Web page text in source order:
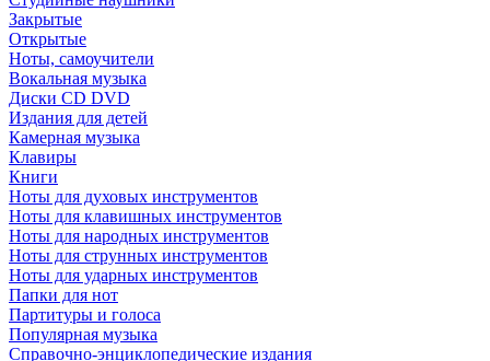
Закрытые
Открытые
Ноты, самоучители
Вокальная музыка
Диски CD DVD
Издания для детей
Камерная музыка
Клавиры
Книги
Ноты для духовых инструментов
Ноты для клавишных инструментов
Ноты для народных инструментов
Ноты для струнных инструментов
Ноты для ударных инструментов
Папки для нот
Партитуры и голоса
Популярная музыка
Справочно-энциклопедические издания